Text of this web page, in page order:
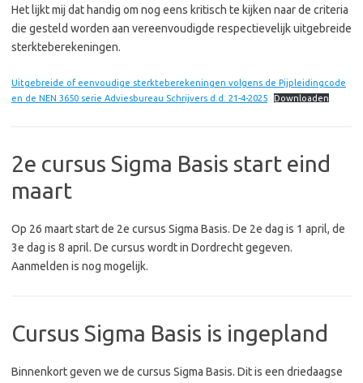
Het lijkt mij dat handig om nog eens kritisch te kijken naar de criteria
die gesteld worden aan vereenvoudigde respectievelijk uitgebreide
sterkteberekeningen.
Uitgebreide of eenvoudige sterkteberekeningen volgens de Pijpleidingcode
en de NEN 3650 serie Adviesbureau Schrijvers d.d. 21-4-2025
Downloaden
2e cursus Sigma Basis start eind
maart
Op 26 maart start de 2e cursus Sigma Basis. De 2e dag is 1 april, de
3e dag is 8 april. De cursus wordt in Dordrecht gegeven.
Aanmelden is nog mogelijk.
Cursus Sigma Basis is ingepland
Binnenkort geven we de cursus Sigma Basis. Dit is een driedaagse